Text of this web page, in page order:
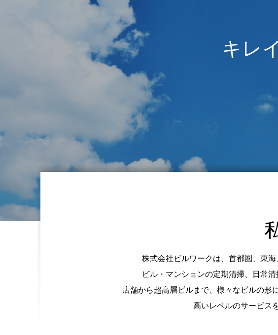
キレ
株式会社ビルワークは、首都圏、東
ビル・マンションの定期清掃、日常
店舗から超高層ビルまで、様々なビルの
高いレベルのサービス